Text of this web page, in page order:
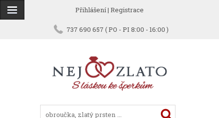
Přihlášení| Registrace
737 690 657 ( PO - PI 8:00 - 16:00 )